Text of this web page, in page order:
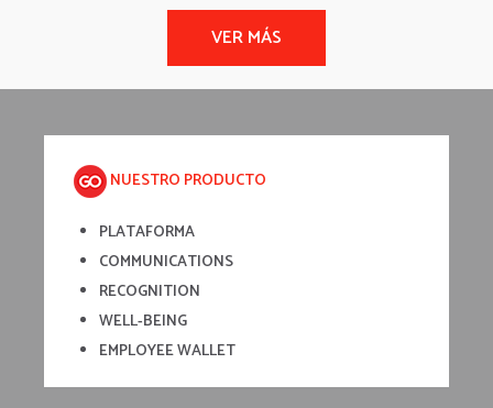
NUESTRO PRODUCTO
PLATAFORMA
COMMUNICATIONS
RECOGNITION
WELL-BEING
EMPLOYEE WALLET